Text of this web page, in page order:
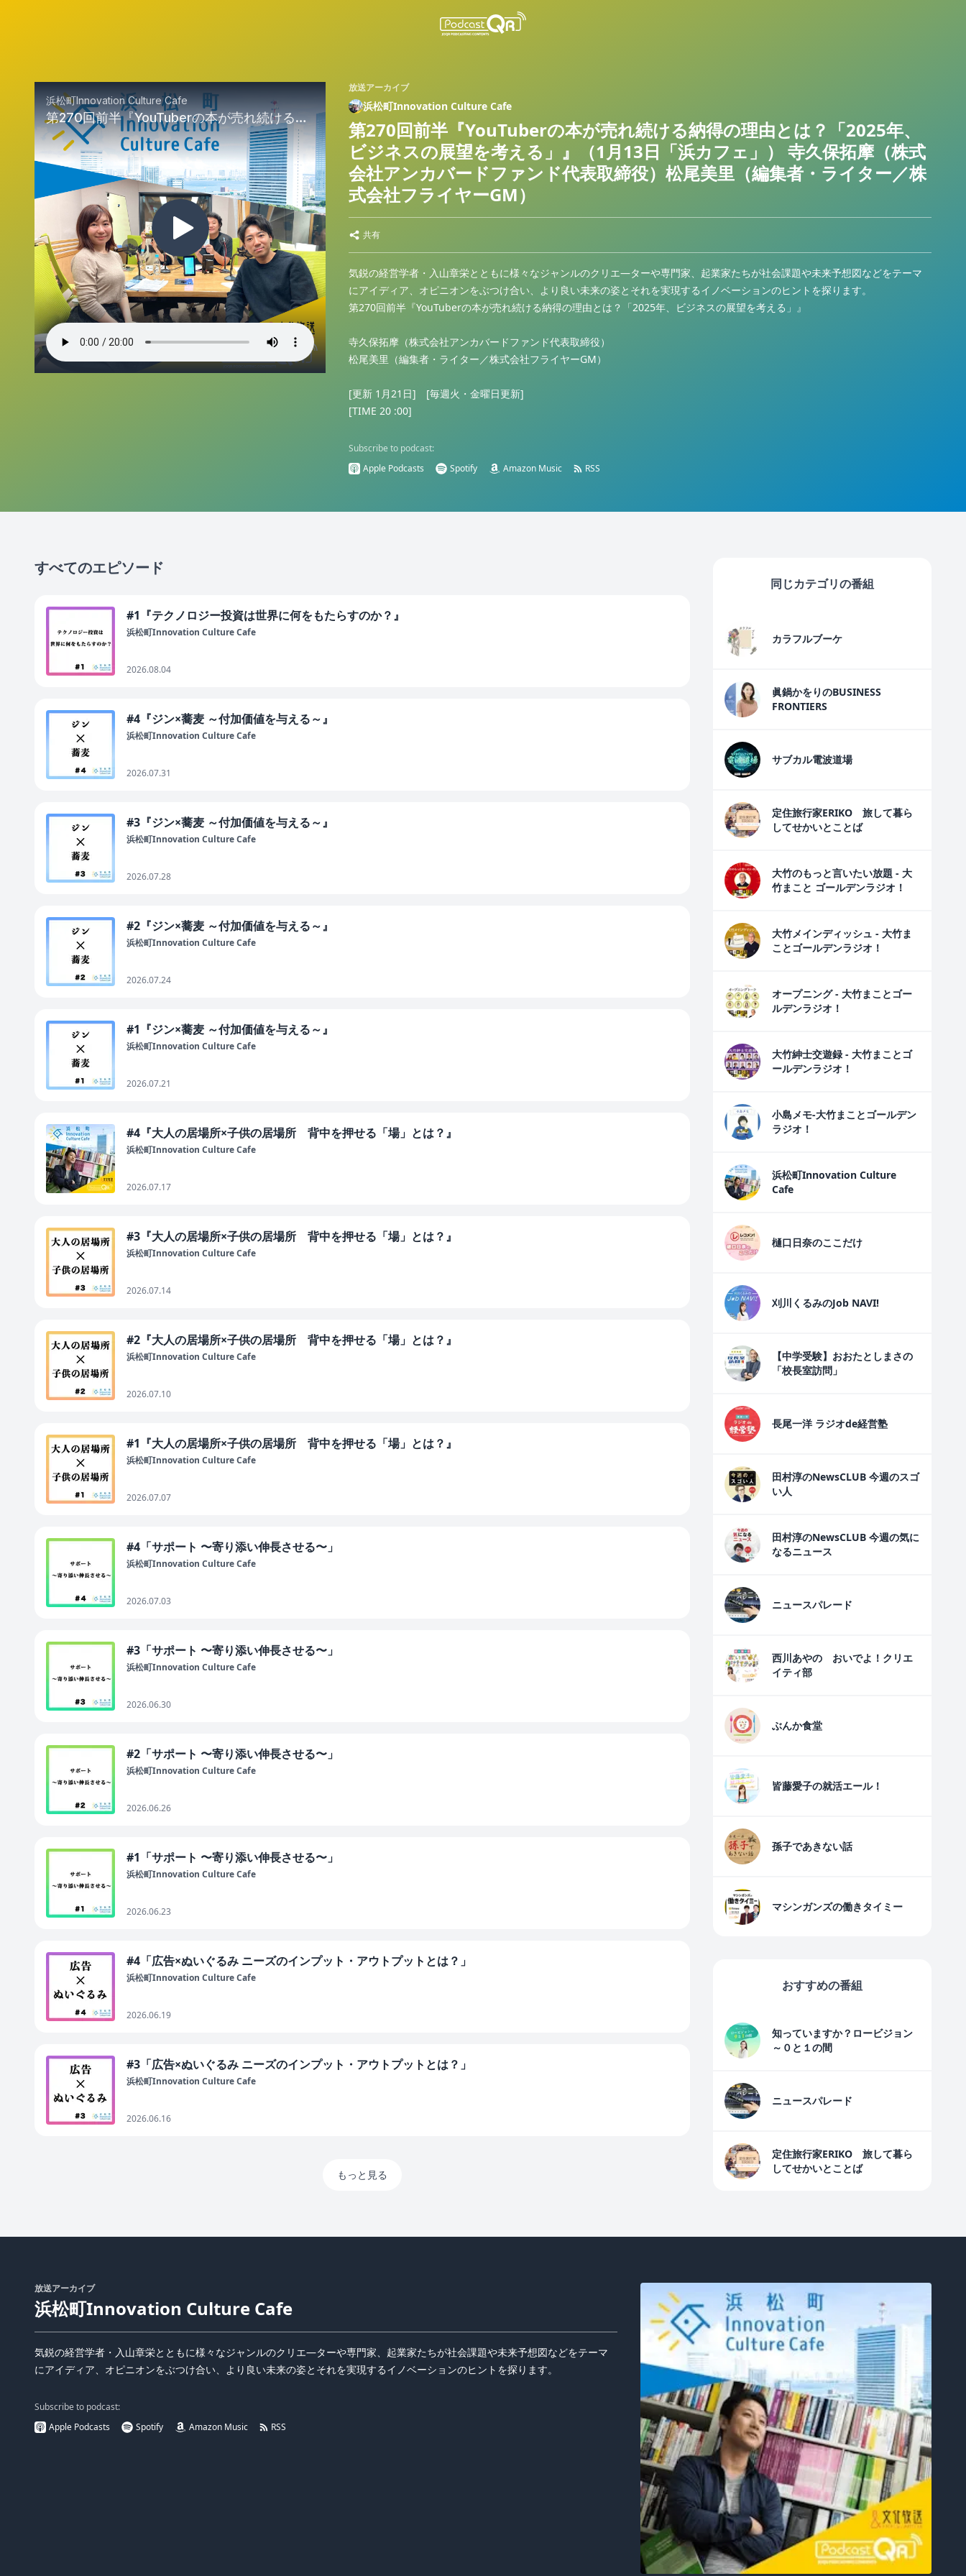
放送アーカイブ
浜松町Innovation Culture Cafe
第270回前半『YouTuberの本が売れ続ける納得の理由とは？「2025年、
ビジネスの展望を考える」』（1月13日「浜カフェ」） 寺久保拓摩（株式
会社アンカバードファンド代表取締役）松尾美里（編集者・ライター／株
式会社フライヤーGM）
共有
気鋭の経営学者・入山章栄とともに様々なジャンルのクリエ―ターや専門家、起業家たちが社会課題や未来予想図などをテーマ
にアイディア、オピニオンをぶつけ合い、より良い未来の姿とそれを実現するイノベーションのヒントを探ります。
第270回前半『YouTuberの本が売れ続ける納得の理由とは？「2025年、ビジネスの展望を考える」』
寺久保拓摩（株式会社アンカバードファンド代表取締役）
松尾美里（編集者・ライター／株式会社フライヤーGM）
[更新 1月21日] [毎週火・金曜日更新]
[TIME 20 :00]
Subscribe to podcast:
Apple Podcasts
Spotify Amazon Music RSS
すべてのエピソード
#1『テクノロジー投資は世界に何をもたらすのか？』
浜松町Innovation Culture Cafe
2026.08.04
#4『ジン×蕎麦 ～付加価値を与える～』
浜松町Innovation Culture Cafe
2026.07.31
#3『ジン×蕎麦 ～付加価値を与える～』
浜松町Innovation Culture Cafe
2026.07.28
#2『ジン×蕎麦 ～付加価値を与える～』
浜松町Innovation Culture Cafe
2026.07.24
#1『ジン×蕎麦 ～付加価値を与える～』
浜松町Innovation Culture Cafe
2026.07.21
#4『大人の居場所×子供の居場所 背中を押せる「場」とは？』
浜松町Innovation Culture Cafe
2026.07.17
#3『大人の居場所×子供の居場所 背中を押せる「場」とは？』
浜松町Innovation Culture Cafe
2026.07.14
#2『大人の居場所×子供の居場所 背中を押せる「場」とは？』
浜松町Innovation Culture Cafe
2026.07.10
#1『大人の居場所×子供の居場所 背中を押せる「場」とは？』
浜松町Innovation Culture Cafe
2026.07.07
#4「サポート 〜寄り添い伸長させる〜」
浜松町Innovation Culture Cafe
2026.07.03
#3「サポート 〜寄り添い伸長させる〜」
浜松町Innovation Culture Cafe
2026.06.30
#2「サポート 〜寄り添い伸長させる〜」
浜松町Innovation Culture Cafe
2026.06.26
#1「サポート 〜寄り添い伸長させる〜」
浜松町Innovation Culture Cafe
2026.06.23
#4「広告×ぬいぐるみ ニーズのインプット・アウトプットとは？」
浜松町Innovation Culture Cafe
2026.06.19
#3「広告×ぬいぐるみ ニーズのインプット・アウトプットとは？」
浜松町Innovation Culture Cafe
2026.06.16
もっと見る
同じカテゴリの番組
カラフルブーケ
眞鍋かをりのBUSINESS
FRONTIERS
サブカル電波道場
定住旅行家ERIKO 旅して暮ら
してせかいとことば
大竹のもっと言いたい放題 - 大
竹まこと ゴールデンラジオ！
大竹メインディッシュ - 大竹ま
ことゴールデンラジオ！
オープニング - 大竹まことゴー
ルデンラジオ！
大竹紳士交遊録 - 大竹まことゴ
ールデンラジオ！
小島メモ-大竹まことゴールデン
ラジオ！
浜松町Innovation Culture
Cafe
樋口日奈のここだけ
刈川くるみのJob NAVI!
【中学受験】おおたとしまさの
「校長室訪問」
長尾一洋 ラジオde経営塾
田村淳のNewsCLUB 今週のスゴ
い人
田村淳のNewsCLUB 今週の気に
なるニュース
ニュースパレード
西川あやの おいでよ！クリエ
イティ部
ぶんか食堂
皆藤愛子の就活エール！
孫子であきない話
マシンガンズの働きタイミー
おすすめの番組
知っていますか？ロービジョン
～０と１の間
ニュースパレード
定住旅行家ERIKO 旅して暮ら
してせかいとことば
放送アーカイブ
浜松町Innovation Culture Cafe
気鋭の経営学者・入山章栄とともに様々なジャンルのクリエ―ターや専門家、起業家たちが社会課題や未来予想図などをテーマ
にアイディア、オピニオンをぶつけ合い、より良い未来の姿とそれを実現するイノベーションのヒントを探ります。
Subscribe to podcast:
Apple Podcasts
Spotify Amazon Music RSS